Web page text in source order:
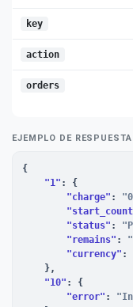
key
action
orders
EJEMPLO DE RESPUESTA
{
"1" : {
"charge" :
"status" :
"remains" :
"currency" :
"10" : {
"error" :